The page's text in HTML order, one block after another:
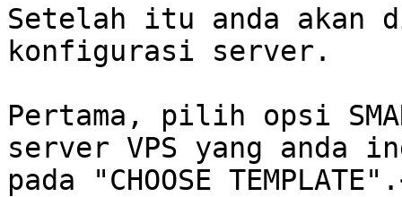
Setelah itu anda akan
konfigurasi server.
Pertama, pilih opsi
server VPS yang
pada "CHOOSE